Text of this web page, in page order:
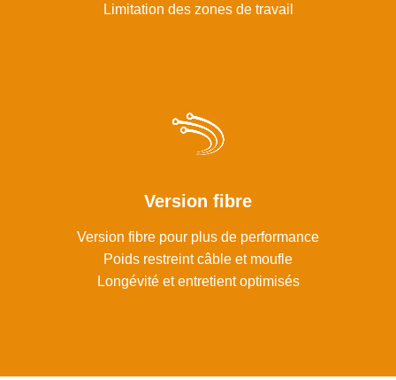
Limitation des zones de travail
Version fibre
Version fibre pour plus de performance
Poids restreint câble et moufle
Longévité et entretient optimisés